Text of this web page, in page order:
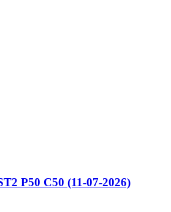
P50 C50 (11-07-2026)